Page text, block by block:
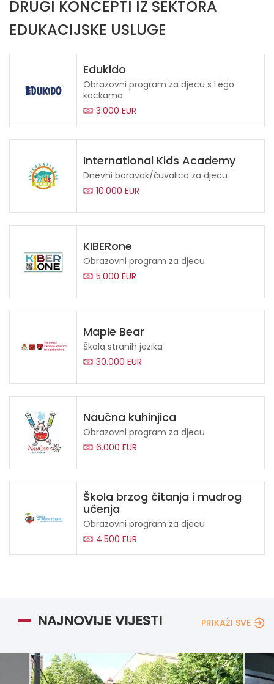
DRUGI KONCEPTI IZ SEKTORA
EDUKACIJSKE USLUGE
Edukido
Obrazovni program za djecu s Lego
kockama
3.000 EUR
International Kids Academy
Dnevni boravak/čuvalica za djecu
10.000 EUR
KIBERone
Obrazovni program za djecu
5.000 EUR
Maple Bear
Škola stranih jezika
30.000 EUR
Naučna kuhinjica
Obrazovni program za djecu
6.000 EUR
Škola brzog čitanja i mudrog
učenja
Obrazovni program za djecu
4.500 EUR
NAJNOVIJE VIJESTI PRIKAŽI SVE